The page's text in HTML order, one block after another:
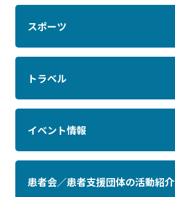
スポーツ
トラベル
イベント情報
患者会／患者支援団体の活動紹介